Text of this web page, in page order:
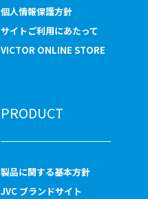
個人情報保護方針
サイトご利用にあたって
VICTOR ONLINE STORE
PRODUCT
製品に関する基本方針
JVC ブランドサイト